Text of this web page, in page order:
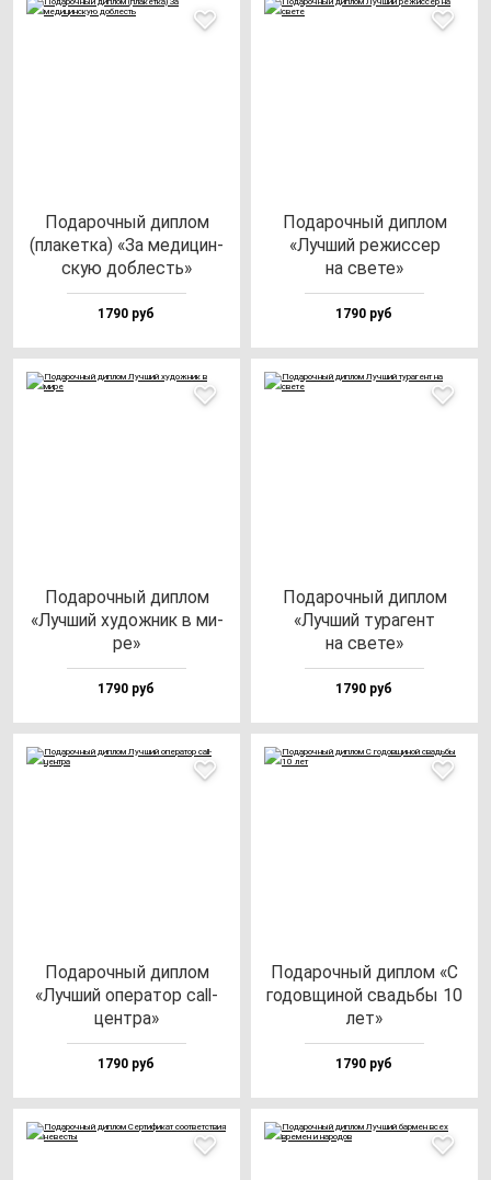
Пода­роч­ный дип­лом
(пла­кет­ка) «За ме­ди­цин­
скую доб­лесть»
1790 руб
Пода­роч­ный дип­лом
«Луч­ший ре­жис­сер
на све­те»
1790 руб
Пода­роч­ный дип­лом
«Луч­ший ху­дож­ник в ми­
ре»
1790 руб
Пода­роч­ный дип­лом
«Луч­ший ту­ра­гент
на све­те»
1790 руб
Пода­роч­ный дип­лом
«Луч­ший опе­ра­тор call-
цен­тра»
1790 руб
Пода­роч­ный дип­лом «С
го­дов­щи­ной свадь­бы 10
лет»
1790 руб